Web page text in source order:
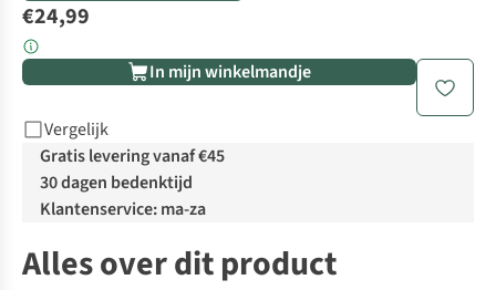
€24,99
In mijn winkelmandje
Vergelijk
Gratis levering vanaf €45
30 dagen bedenktijd
Klantenservice: ma-za
Alles over dit product